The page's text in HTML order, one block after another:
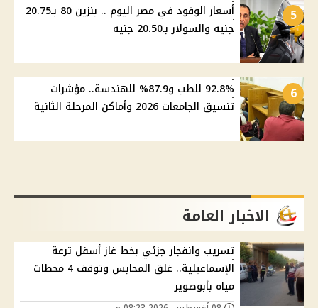
5
أسعار الوقود في مصر اليوم .. بنزين 80 بـ20.75
جنيه والسولار بـ20.50 جنيه
6
92.8% للطب و87.9% للهندسة.. مؤشرات
تنسيق الجامعات 2026 وأماكن المرحلة الثانية
الاخبار العامة
تسريب وانفجار جزئي بخط غاز أسفل ترعة
الإسماعيلية.. غلق المحابس وتوقف 4 محطات
مياه بأبوصوير